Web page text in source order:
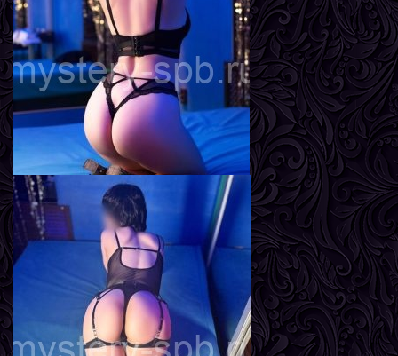
Рост
161 см
Вес
55 кг
Грудь
3-й
Адель
165 см
58 кг
3-й